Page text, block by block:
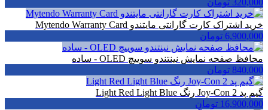
320,000 تومان
خرید اشتراک کارت گارانتی مایتندو Mytendo Warranty Card
6,900,000 تومان
محافظ صفحه نمایش نینتندو سوییچ OLED - ساده
840,000 تومان
گیم پد Joy-Con 2 رنگ Light Red Light Blue
16,900,000 تومان